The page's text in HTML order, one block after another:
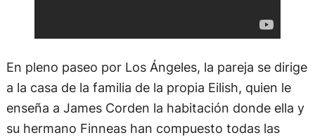
En pleno paseo por Los Ángeles, la pareja se dirige
a la casa de la familia de la propia Eilish, quien le
enseña a James Corden la habitación donde ella y
su hermano Finneas han compuesto todas las